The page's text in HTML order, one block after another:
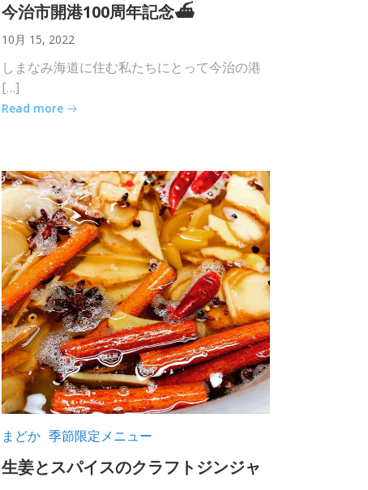
今治市開港100周年記念⛴
10月 15, 2022
しまなみ海道に住む私たちにとって今治の港
[…]
Read more
まどか 季節限定メニュー
生姜とスパイスのクラフトジンジャ